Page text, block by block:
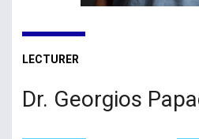
LECTURER
Dr. Georgios